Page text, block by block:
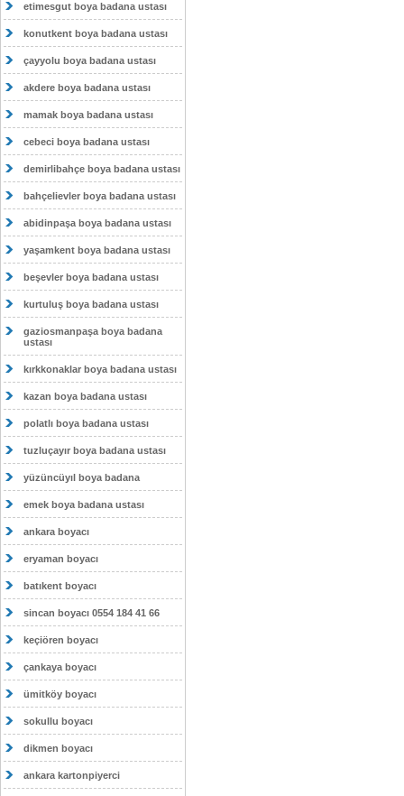
etimesgut boya badana ustası
konutkent boya badana ustası
çayyolu boya badana ustası
akdere boya badana ustası
mamak boya badana ustası
cebeci boya badana ustası
demirlibahçe boya badana ustası
bahçelievler boya badana ustası
abidinpaşa boya badana ustası
yaşamkent boya badana ustası
beşevler boya badana ustası
kurtuluş boya badana ustası
gaziosmanpaşa boya badana
ustası
kırkkonaklar boya badana ustası
kazan boya badana ustası
polatlı boya badana ustası
tuzluçayır boya badana ustası
yüzüncüyıl boya badana
emek boya badana ustası
ankara boyacı
eryaman boyacı
batıkent boyacı
sincan boyacı 0554 184 41 66
keçiören boyacı
çankaya boyacı
ümitköy boyacı
sokullu boyacı
dikmen boyacı
ankara kartonpiyerci